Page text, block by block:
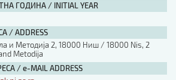
и импресума [B5, ћир]
и импресума [B5, лат]
и импресума [B5, енг]
ГОДИНА / INITIAL YEAR
/ ADDRESS
и Методија 2, 18000 Ниш / 18000 Nis, 2
Metodija
/ e-MAIL ADDRESS